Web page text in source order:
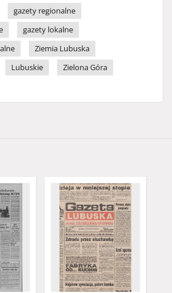
gazety regionalne
gazety lokalne
Ziemia Lubuska
Lubuskie Zielona Góra